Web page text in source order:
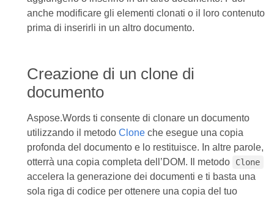
anche modificare gli elementi clonati o il loro contenuto
prima di inserirli in un altro documento.
Creazione di un clone di
documento
Aspose.Words ti consente di clonare un documento
utilizzando il metodo Cloneche esegue una copia
profonda del documento e lo restituisce. In altre parole,
otterrà una copia completa dell’DOM. Il metodo
Clone
accelera la generazione dei documenti e ti basta una
sola riga di codice per ottenere una copia del tuo